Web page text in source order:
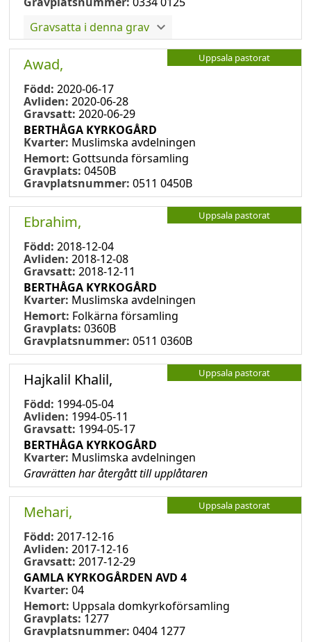
Gravsatta i denna grav
Uppsala pastorat
Awad,
Född: 2020-06-17
Avliden: 2020-06-28
Gravsatt: 2020-06-29
BERTHÅGA KYRKOGÅRD
Kvarter: Muslimska avdelningen
Hemort: Gottsunda församling
Gravplats: 0450B
Gravplatsnummer: 0511 0450B
Uppsala pastorat
Ebrahim,
Född: 2018-12-04
Avliden: 2018-12-08
Gravsatt: 2018-12-11
BERTHÅGA KYRKOGÅRD
Kvarter: Muslimska avdelningen
Hemort: Folkärna församling
Gravplats: 0360B
Gravplatsnummer: 0511 0360B
Uppsala pastorat
Hajkalil Khalil,
Född: 1994-05-04
Avliden: 1994-05-11
Gravsatt: 1994-05-17
BERTHÅGA KYRKOGÅRD
Kvarter: Muslimska avdelningen
Gravrätten har återgått till upplåtaren
Uppsala pastorat
Mehari,
Född: 2017-12-16
Avliden: 2017-12-16
Gravsatt: 2017-12-29
GAMLA KYRKOGÅRDEN AVD 4
Kvarter: 04
Hemort: Uppsala domkyrkoförsamling
Gravplats: 1277
Gravplatsnummer: 0404 1277